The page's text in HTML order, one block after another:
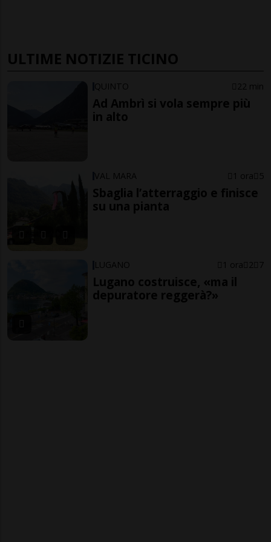
ULTIME NOTIZIE TICINO
QUINTO 22 min
Ad Ambrì si vola sempre più
in alto
VAL MARA 1 ora 5
Sbaglia l’atterraggio e finisce
su una pianta
LUGANO 1 ora 2 7
Lugano costruisce, «ma il
depuratore reggerà?»